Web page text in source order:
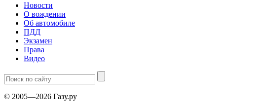
Новости
О вождении
Об автомобиле
ПДД
Экзамен
Права
Видео
© 2005—2026 Газу.ру